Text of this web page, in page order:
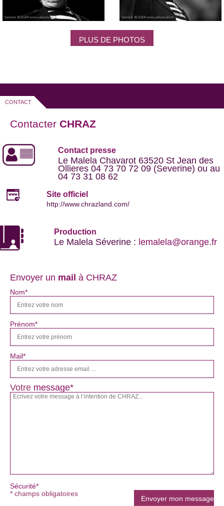
Chraz jouera son one man show intitulé "
Finissons en avec
les pauvres" le 14 décembre à la Baie des Singes, en
Auvergne.
PLUS DE PHOTOS
CONTACT
Contacter CHRAZ
Contact presse
Le Malela Chavarot 63520 St Jean des
Ollieres 04 73 70 72 09 (Severine) ou au
04 73 31 08 62
Site officiel
http://www.chrazland.com/
Production
Le Malela Séverine : lemalela@orange.fr
Envoyer un mail à CHRAZ
Nom*
Prénom*
Mail*
Votre message*
Sécurité*
* champs obligatoires